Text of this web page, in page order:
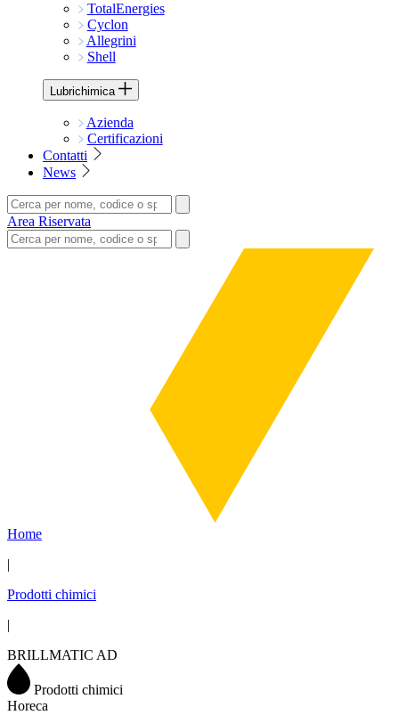
TotalEnergies
Cyclon
Allegrini
Shell
Lubrichimica
Azienda
Certificazioni
Contatti
News
Area Riservata
Home
|
Prodotti chimici
|
BRILLMATIC AD
Prodotti chimici
Horeca